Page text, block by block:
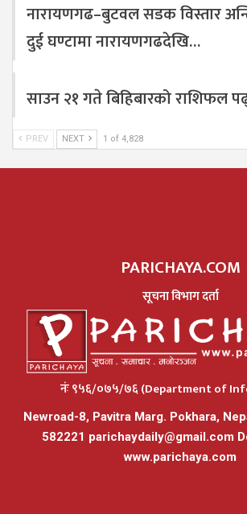
नारायणगढ–बुटवल सडक विस्तार
दुई घण्टामा नारायणगढदेखि…
साउन २१ गते बिहिबारको राशिफल
PREV NEXT 1 of 4,828
PARICHAYA.COM
सूचना विभाग दर्ता
नंः ९५६/०७५/७६ (Department of
Newroad-8, Pavitra Marg. Pokhara,
582221 parichaydaily@gmail.com
www.parichaya.com